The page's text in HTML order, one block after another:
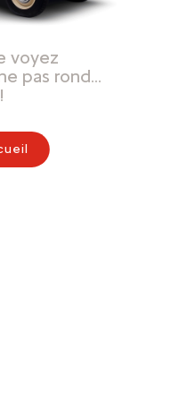
voyez
pas rond…